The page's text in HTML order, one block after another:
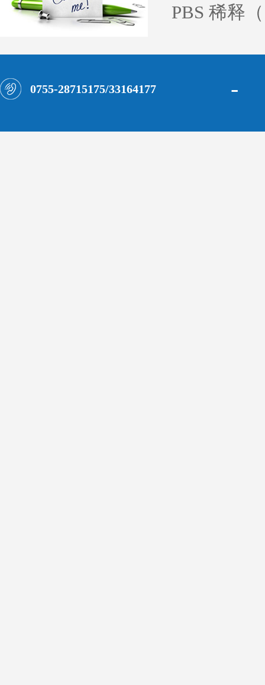
PBS 稀释
0755-28715175/33164177 -